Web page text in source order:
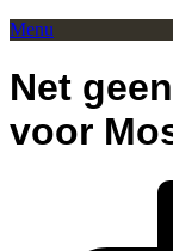
Menu
Net
voor